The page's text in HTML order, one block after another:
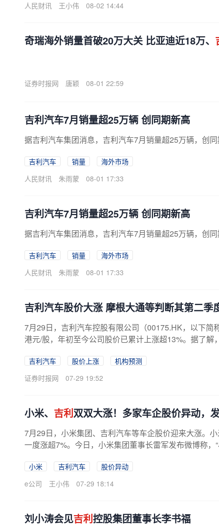
人民财讯
王小伟 08-02 14:44
奇瑞海外销量首破20万大关 比亚迪近18万、
证券时报网 唐颖 08-01 22:59
吉利汽车7月销量超25万辆 创同期新高
据吉利汽车集团消息，吉利汽车7月销量超25万辆，创
吉利汽车 销量
海外市场
人民财讯
朱雨蒙 08-01 17:33
吉利汽车7月销量超25万辆 创同期新高
据吉利汽车集团消息，吉利汽车7月销量超25万辆，创
吉利汽车 销量
海外市场
人民财讯
朱雨蒙 08-01 17:33
吉利汽车股价大涨 摩根大通等判断其第二季
7月29日，吉利汽车控股有限公司（00175.HK，以下简
港元/股，年初至今公司股价已累计上涨超13%。据了
吉利汽车 股价上涨
机构预测
证券时报网
07-29 19:52
小米、 吉利双双大涨！多家车企股价异动，
7月29日，小米集团、吉利汽车等车企股价迎来大涨。
一度涨超7%。今日，小米集团董事长雷军发布微博称，
小米 吉利汽车
股价异动
e公司
王小伟 07-29 18:14
刘小涛会见吉利控股集团董事长李书福